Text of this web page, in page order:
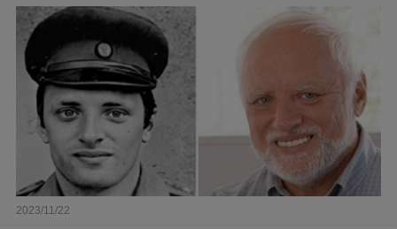
2023/11/22